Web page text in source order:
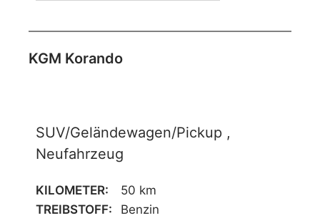
KGM Korando
SUV/Geländewagen/Pickup ,
Neufahrzeug
KILOMETER:
50 km
TREIBSTOFF: Benzin